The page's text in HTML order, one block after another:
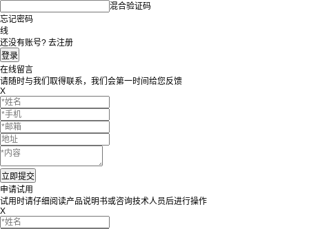
混合验证码
忘记密码
线
还没有账号? 去注册
在线留言
请随时与我们取得联系，我们会第一时间给您反馈
X
申请试用
试用时请仔细阅读产品说明书或咨询技术人员后进行操作
X